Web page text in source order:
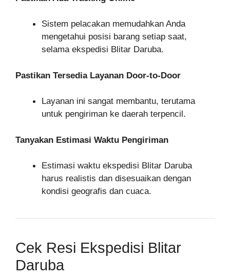
Sistem pelacakan memudahkan Anda
mengetahui posisi barang setiap saat,
selama ekspedisi Blitar Daruba.
Pastikan Tersedia Layanan Door-to-Door
Layanan ini sangat membantu, terutama
untuk pengiriman ke daerah terpencil.
Tanyakan Estimasi Waktu Pengiriman
Estimasi waktu ekspedisi Blitar Daruba
harus realistis dan disesuaikan dengan
kondisi geografis dan cuaca.
Cek Resi Ekspedisi Blitar
Daruba